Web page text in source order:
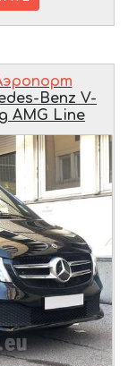
Benz V-
AMG Line